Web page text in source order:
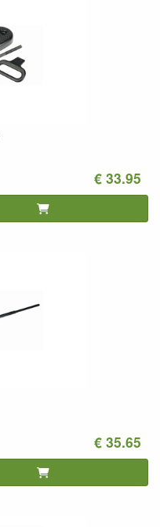
€ 33.95
€ 35.65